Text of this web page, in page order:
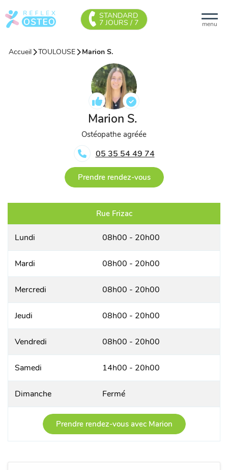
menu
STANDARD
7 JOURS / 7
Accueil TOULOUSE Marion S.
Marion S.
Ostéopathe agréée
05 35 54 49 74
Prendre rendez-vous
Rue Frizac
Lundi 08h00 - 20h00
Mardi 08h00 - 20h00
Mercredi 08h00 - 20h00
Jeudi 08h00 - 20h00
Vendredi 08h00 - 20h00
Samedi 14h00 - 20h00
Dimanche Fermé
Prendre rendez-vous avec Marion